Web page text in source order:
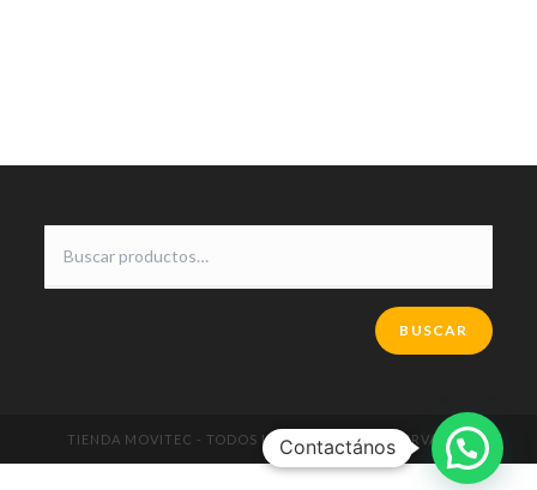
BUSCAR
TIENDA MOVITEC - TODOS LOS DERECHOS RESERVADOS
Contactános